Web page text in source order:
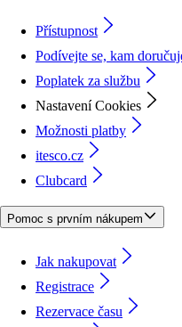
Přístupnost
Podívejte se, kam
Poplatek za službu
Nastavení Cookies
Možnosti platby
itesco.cz
Clubcard
Pomoc s prvním nákupem
Jak nakupovat
Registrace
Rezervace času